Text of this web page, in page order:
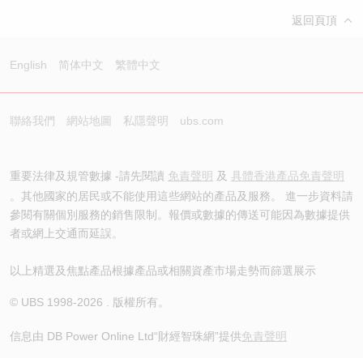
返回頁頂
English 简体中文 繁體中文
聯絡我們 網站地圖 私隱聲明 ubs.com
重要法律及規管數據 -請先閱讀 免責聲明 及 具體香港產品免責聲明
。其他國家的居民或不能使用這些網站的產品及服務。 進一步資料請
參閱有關個別服務的銷售限制。報價或數據的傳送可能因為數據提供
者或網上交通而延誤。
以上精選及焦點產品根據產品或相關資產市場走勢而篩選展示
© UBS 1998-2026 . 版權所有。
信息由 DB Power Online Ltd“財經智珠網”提供免責聲明